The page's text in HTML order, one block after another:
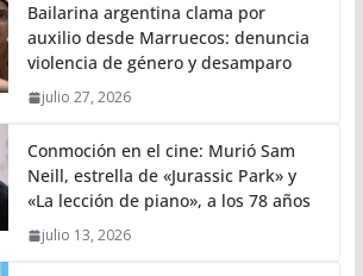
Bailarina argentina clama por
auxilio desde Marruecos: denuncia
violencia de género y desamparo
julio 27, 2026
Conmoción en el cine: Murió Sam
Neill, estrella de «Jurassic Park» y
«La lección de piano», a los 78 años
julio 13, 2026